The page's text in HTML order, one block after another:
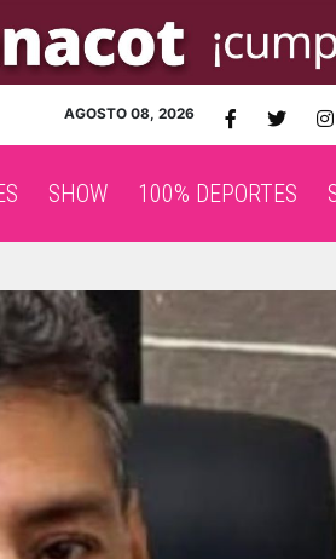
AGOSTO 08, 2026
SHOW 100% DEPORTES